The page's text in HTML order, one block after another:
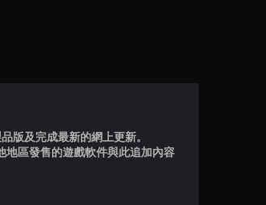
版及完成最新的網上更新。
地區發售的遊戲軟件與此追加內容